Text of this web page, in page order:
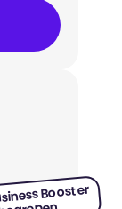
Booster